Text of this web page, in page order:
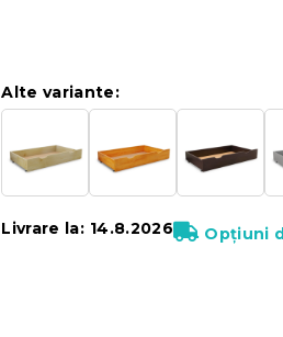
Alte variante:
Livrare la: 14.8.2026 Opțiuni